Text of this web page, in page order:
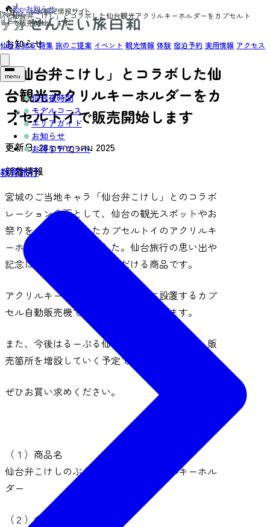
仙台を知る 特集 旅のご提案 イベント 観光情報 体験 宿泊予約 実用情報 アクセス
menu
仙台夜時間
モデルコース
エリアガイド
お知らせ
お得なチケット
教育旅行
Top›お知らせ›
「仙台弁こけし」とコラボした仙台観光アクリルキーホルダーをカプセルト
イで販売開始します
お知らせ
「仙台弁こけし」とコラボした仙
台観光アクリルキーホルダーをカ
プセルトイで販売開始します
更新日:28 กรกฎาคม 2025
新着情報
宮城のご当地キャラ「仙台弁こけし」とのコラボ
レーション企画として、仙台の観光スポットやお
祭りをモチーフにしたカプセルトイのアクリルキ
ーホルダーを作成しました。仙台旅行の思い出や
記念に、手軽にお求めいただける商品です。
アクリルキーホルダーは、
に設置するカプ
セル自動販売機でお買い求めいただけます。
また、今後はるーぷる仙台沿線の観光施設等、販
売箇所を増設していく予定です。
ぜひお買い求めください。
（１）商品名
仙台弁こけしのぶらり仙台旅行アクリルキーホル
ダー
（２）企画・販売